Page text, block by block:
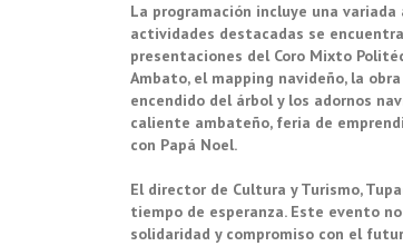
La programación incluye una
actividades destacadas se
presentaciones del Coro Mixto
Ambato, el mapping navideño, la
encendido del árbol y los adornos
caliente ambateño, feria de
con Papá Noel.
El director de Cultura y Turismo,
tiempo de esperanza. Este evento
solidaridad y compromiso con el